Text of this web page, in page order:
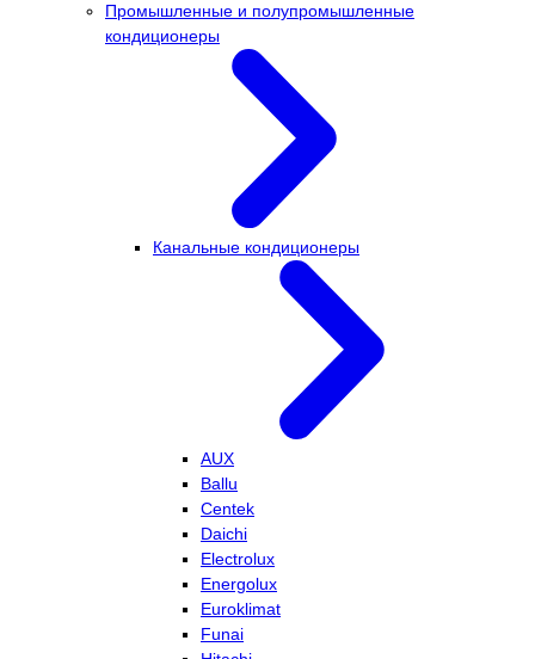
Промышленные и полупромышленные
кондиционеры
Канальные кондиционеры
AUX
Ballu
Centek
Daichi
Electrolux
Energolux
Euroklimat
Funai